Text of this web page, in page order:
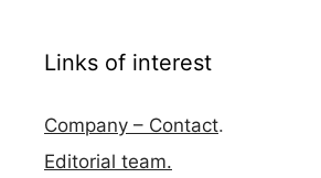
Links of interest
Company – Contact.
Editorial team.